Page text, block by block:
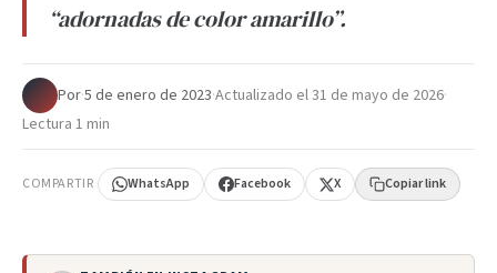
“adornadas de color amarillo”.
Por·5 de enero de 2023·Actualizado el31 de mayo de 2026·
Lectura 1 min
COMPARTIR WhatsApp Facebook X Copiar link